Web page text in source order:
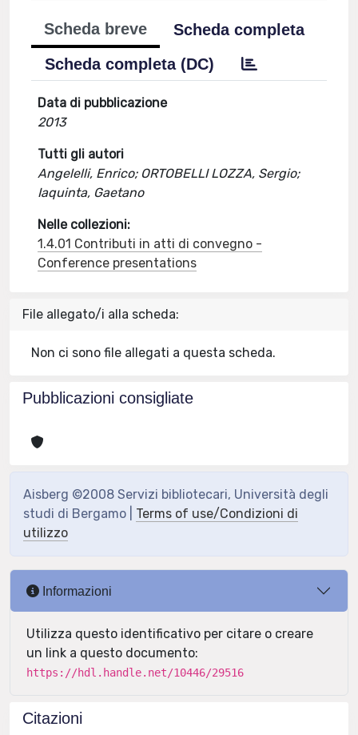
Scheda breve
Scheda completa
Scheda completa (DC)
Data di pubblicazione
2013
Tutti gli autori
Angelelli, Enrico; ORTOBELLI LOZZA, Sergio;
Iaquinta, Gaetano
Nelle collezioni:
1.4.01 Contributi in atti di convegno -
Conference presentations
File allegato/i alla scheda:
Non ci sono file allegati a questa scheda.
Pubblicazioni consigliate
Aisberg ©2008 Servizi bibliotecari, Università degli
studi di Bergamo | Terms of use/Condizioni di
utilizzo
Informazioni
Utilizza questo identificativo per citare o creare
un link a questo documento:
https://hdl.handle.net/10446/29516
Citazioni